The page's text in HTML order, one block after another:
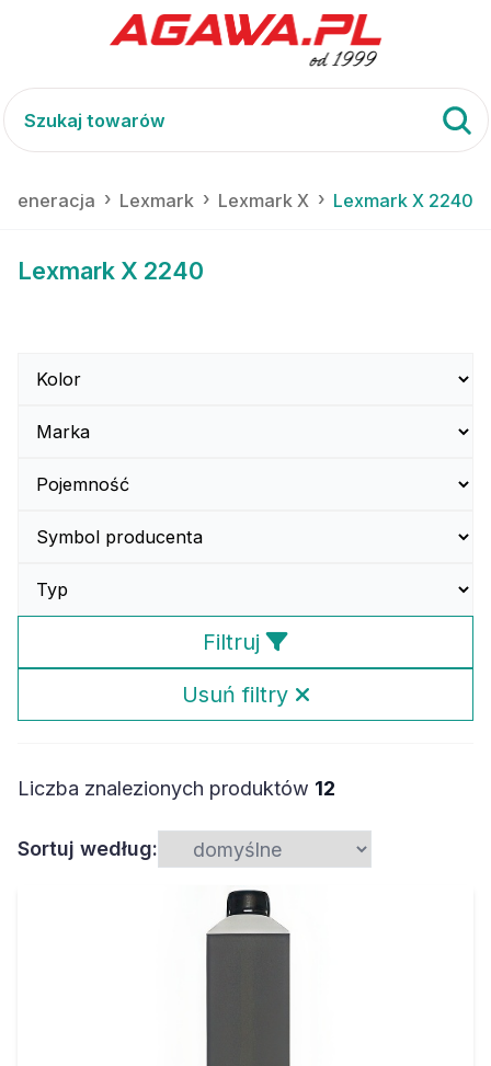
Lexmark Lexmark X Lexmark X 2240
Lexmark X 2240
Filtruj
Usuń filtry
Liczba znalezionych produktów 12
Sortuj według: